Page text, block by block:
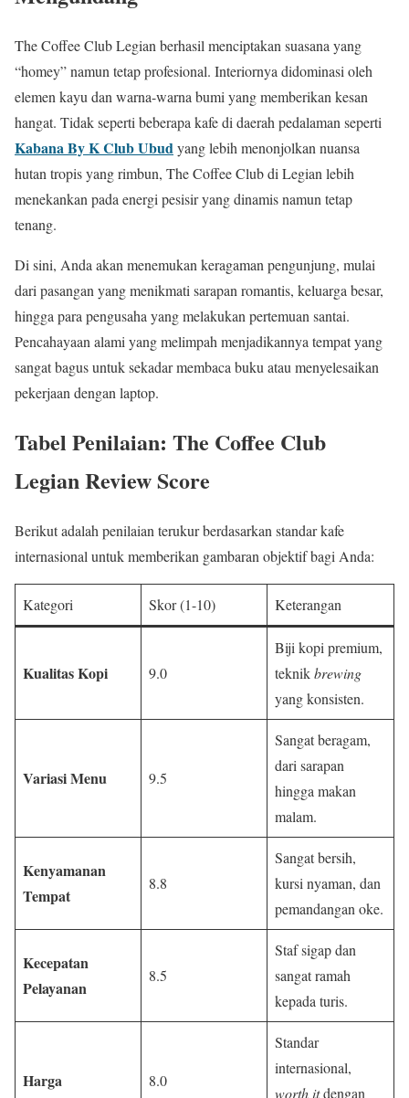
The Coffee Club Legian berhasil menciptakan suasana yang
“homey” namun tetap profesional. Interiornya didominasi oleh
elemen kayu dan warna-warna bumi yang memberikan kesan
hangat. Tidak seperti beberapa kafe di daerah pedalaman seperti
Kabana By K Club Ubud yang lebih menonjolkan nuansa
hutan tropis yang rimbun, The Coffee Club di Legian lebih
menekankan pada energi pesisir yang dinamis namun tetap
tenang.
Di sini, Anda akan menemukan keragaman pengunjung, mulai
dari pasangan yang menikmati sarapan romantis, keluarga besar,
hingga para pengusaha yang melakukan pertemuan santai.
Pencahayaan alami yang melimpah menjadikannya tempat yang
sangat bagus untuk sekadar membaca buku atau menyelesaikan
pekerjaan dengan laptop.
Tabel Penilaian: The Coffee Club
Legian Review Score
Berikut adalah penilaian terukur berdasarkan standar kafe
internasional untuk memberikan gambaran objektif bagi Anda:
Kategori Skor (1-10) Keterangan
Kualitas Kopi 9.0
Biji kopi premium,
teknikbrewing
yang konsisten.
Variasi Menu 9.5
Sangat beragam,
dari sarapan
hingga makan
malam.
Kenyamanan
Tempat
8.8
Sangat bersih,
kursi nyaman, dan
pemandangan oke.
Kecepatan
Pelayanan
8.5
Staf sigap dan
sangat ramah
kepada turis.
Harga 8.0
Standar
internasional,
worth itdengan